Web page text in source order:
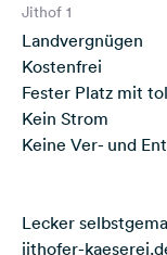
Jithof 1
Landvergnügen
Kostenfrei
Fester Platz mit
Kein Strom
Keine Ver- und
Lecker
jithofer-